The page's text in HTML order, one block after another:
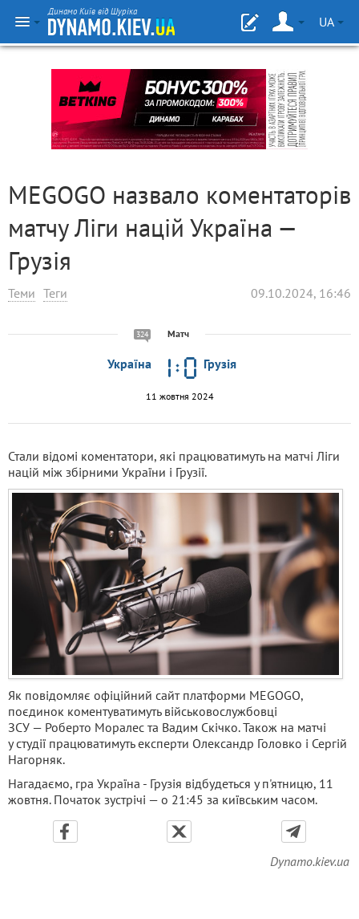
Динамо Київ від Шуріка
UA
MEGOGO назвало коментаторів
матчу Ліги націй Україна —
Грузія
Теми Теги 09.10.2024, 16:46
324 Матч
Україна Грузія
11 жовтня 2024
Стали відомі коментатори, які працюватимуть на матчі Ліги
націй між збірними України і Грузії.
Як повідомляє офіційний сайт платформи MEGOGO,
поєдинок коментуватимуть військовослужбовці
ЗСУ — Роберто Моралес та Вадим Скічко. Також на матчі
у студії працюватимуть експерти Олександр Головко і Сергій
Нагорняк.
Нагадаємо, гра Україна - Грузія відбудеться у п'ятницю, 11
жовтня. Початок зустрічі — о 21:45 за київським часом.
Dynamo.kiev.ua